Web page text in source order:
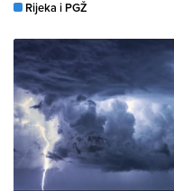
Rijeka i PGŽ